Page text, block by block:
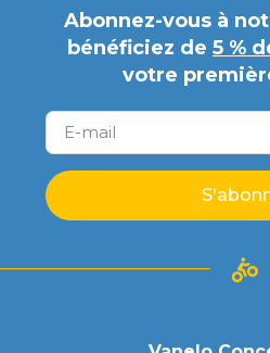
Abonnez-vous à
bénéficiez de 5 %
votre